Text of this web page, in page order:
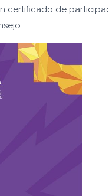
certificado de